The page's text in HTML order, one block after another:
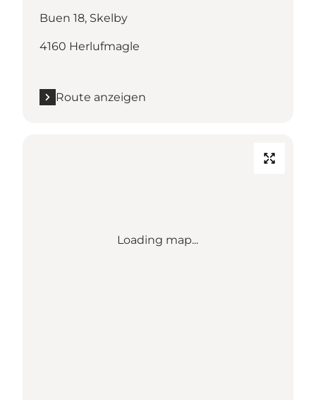
Buen 18, Skelby
4160 Herlufmagle
Route anzeigen
Loading map...